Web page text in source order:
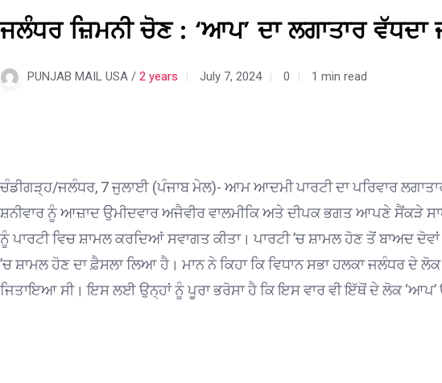
ਜਲੰਧਰ ਜ਼ਿਮਨੀ ਚੋਣ : ‘ਆਪ’ ਦਾ ਲਗਾਤਾਰ ਵੱਧਦਾ
PUNJAB MAIL USA / 2 years July 7, 2024 0 1 min read
ਚੰਡੀਗੜ੍ਹ/ਜਲੰਧਰ, 7 ਜੁਲਾਈ (ਪੰਜਾਬ ਮੇਲ)- ਆਮ ਆਦਮੀ ਪਾਰਟੀ ਦਾ ਪਰਿਵਾਰ
ਸ਼ਨੀਵਾਰ ਨੂੰ ਆਜ਼ਾਦ ਉਮੀਦਵਾਰ ਅਜੈਵੀਰ ਵਾਲਮੀਕਿ ਅਤੇ ਦੀਪਕ ਭਗਤ ਆਪਣੇ ਸੈਂਕੜੇ
ਨੂੰ ਪਾਰਟੀ ਵਿਚ ਸ਼ਾਮਲ ਕਰਦਿਆਂ ਸਵਾਗਤ ਕੀਤਾ। ਪਾਰਟੀ ’ਚ ਸ਼ਾਮਲ ਹੋਣ ਤੋਂ ਬਾਅਦ
’ਚ ਸ਼ਾਮਲ ਹੋਣ ਦਾ ਫ਼ੈਸਲਾ ਲਿਆ ਹੈ। ਮਾਨ ਨੇ ਕਿਹਾ ਕਿ ਵਿਧਾਨ ਸਭਾ ਹਲਕਾ ਜਲੰਧਰ ਦੇ
ਜਿਤਾਇਆ ਸੀ। ਇਸ ਲਈ ਉਨ੍ਹਾਂ ਨੂੰ ਪੂਰਾ ਭਰੋਸਾ ਹੈ ਕਿ ਇਸ ਵਾਰ ਵੀ ਇੱਥੋਂ ਦੇ ਲੋਕ ‘ਆਪ’